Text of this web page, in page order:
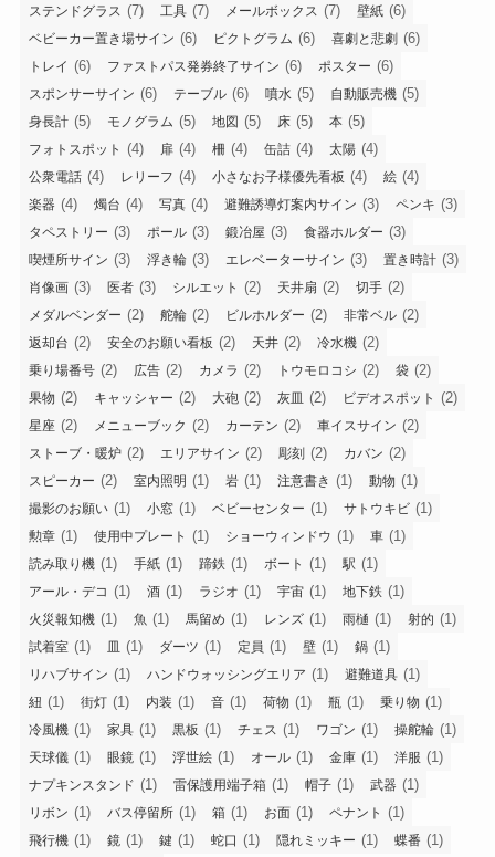
ステンドグラス (7) 工具 (7) メールボックス (7) 壁紙 (6)
ベビーカー置き場サイン (6) ピクトグラム (6) 喜劇と悲劇 (6)
トレイ (6) ファストパス発券終了サイン (6) ポスター (6)
スポンサーサイン (6) テーブル (6) 噴水 (5) 自動販売機 (5)
身長計 (5) モノグラム (5) 地図 (5) 床 (5) 本 (5)
フォトスポット (4) 扉 (4) 柵 (4) 缶詰 (4) 太陽 (4)
公衆電話 (4) レリーフ (4) 小さなお子様優先看板 (4) 絵 (4)
楽器 (4) 燭台 (4) 写真 (4) 避難誘導灯案内サイン (3) ペンキ (3)
タペストリー (3) ポール (3) 鍛冶屋 (3) 食器ホルダー (3)
喫煙所サイン (3) 浮き輪 (3) エレベーターサイン (3) 置き時計 (3)
肖像画 (3) 医者 (3) シルエット (2) 天井扇 (2) 切手 (2)
メダルベンダー (2) 舵輪 (2) ビルホルダー (2) 非常ベル (2)
返却台 (2) 安全のお願い看板 (2) 天井 (2) 冷水機 (2)
乗り場番号 (2) 広告 (2) カメラ (2) トウモロコシ (2) 袋 (2)
果物 (2) キャッシャー (2) 大砲 (2) 灰皿 (2) ビデオスポット (2)
星座 (2) メニューブック (2) カーテン (2) 車イスサイン (2)
ストーブ・暖炉 (2) エリアサイン (2) 彫刻 (2) カバン (2)
スピーカー (2) 室内照明 (1) 岩 (1) 注意書き (1) 動物 (1)
撮影のお願い (1) 小窓 (1) ベビーセンター (1) サトウキビ (1)
勲章 (1) 使用中プレート (1) ショーウィンドウ (1) 車 (1)
読み取り機 (1) 手紙 (1) 蹄鉄 (1) ボート (1) 駅 (1)
アール・デコ (1) 酒 (1) ラジオ (1) 宇宙 (1) 地下鉄 (1)
火災報知機 (1) 魚 (1) 馬留め (1) レンズ (1) 雨樋 (1) 射的 (1)
試着室 (1) 皿 (1) ダーツ (1) 定員 (1) 壁 (1) 鍋 (1)
リハブサイン (1) ハンドウォッシングエリア (1) 避難道具 (1)
紐 (1) 街灯 (1) 内装 (1) 音 (1) 荷物 (1) 瓶 (1) 乗り物 (1)
冷風機 (1) 家具 (1) 黒板 (1) チェス (1) ワゴン (1) 操舵輪 (1)
天球儀 (1) 眼鏡 (1) 浮世絵 (1) オール (1) 金庫 (1) 洋服 (1)
ナプキンスタンド (1) 雷保護用端子箱 (1) 帽子 (1) 武器 (1)
リボン (1) バス停留所 (1) 箱 (1) お面 (1) ペナント (1)
飛行機 (1) 鏡 (1) 鍵 (1) 蛇口 (1) 隠れミッキー (1) 蝶番 (1)